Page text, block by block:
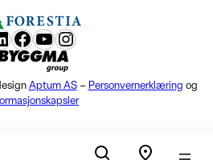
Facebook
YouTube
Instagram
Byggma group
Aptum AS– Personvernerklæring og